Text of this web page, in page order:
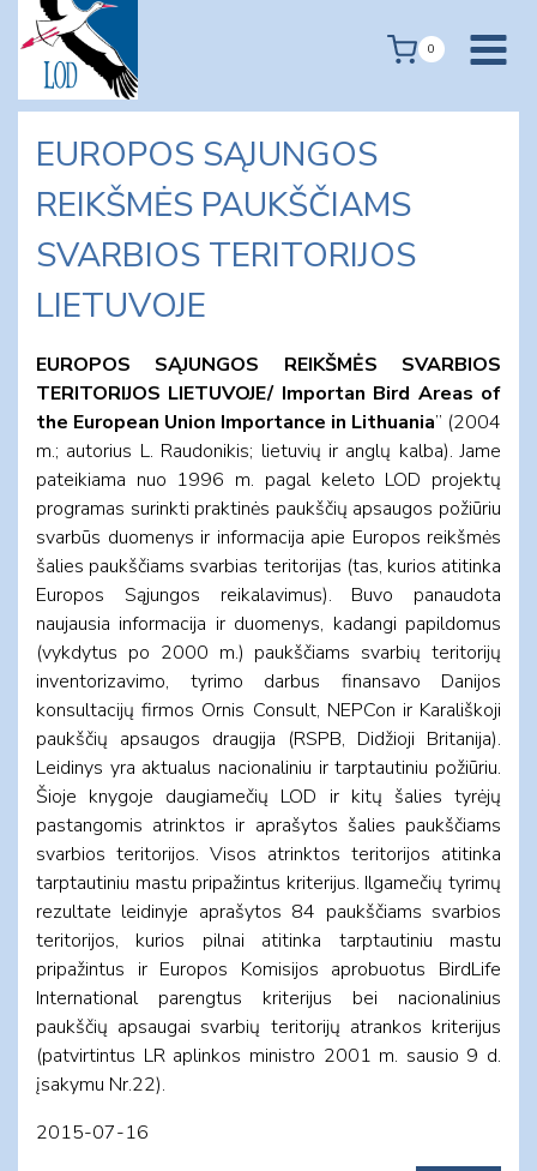
content
0
EUROPOS SĄJUNGOS
REIKŠMĖS PAUKŠČIAMS
SVARBIOS TERITORIJOS
LIETUVOJE
EUROPOS SĄJUNGOS REIKŠMĖS SVARBIOS
TERITORIJOS LIETUVOJE/ Importan Bird Areas of
the European Union Importance in Lithuania” (2004
m.; autorius L. Raudonikis; lietuvių ir anglų kalba). Jame
pateikiama nuo 1996 m. pagal keleto LOD projektų
programas surinkti praktinės paukščių apsaugos požiūriu
svarbūs duomenys ir informacija apie Europos reikšmės
šalies paukščiams svarbias teritorijas (tas, kurios atitinka
Europos Sąjungos reikalavimus). Buvo panaudota
naujausia informacija ir duomenys, kadangi papildomus
(vykdytus po 2000 m.) paukščiams svarbių teritorijų
inventorizavimo, tyrimo darbus finansavo Danijos
konsultacijų firmos Ornis Consult, NEPCon ir Karališkoji
paukščių apsaugos draugija (RSPB, Didžioji Britanija).
Leidinys yra aktualus nacionaliniu ir tarptautiniu požiūriu.
Šioje knygoje daugiamečių LOD ir kitų šalies tyrėjų
pastangomis atrinktos ir aprašytos šalies paukščiams
svarbios teritorijos. Visos atrinktos teritorijos atitinka
tarptautiniu mastu pripažintus kriterijus. Ilgamečių tyrimų
rezultate leidinyje aprašytos 84 paukščiams svarbios
teritorijos, kurios pilnai atitinka tarptautiniu mastu
pripažintus ir Europos Komisijos aprobuotus BirdLife
International parengtus kriterijus bei nacionalinius
paukščių apsaugai svarbių teritorijų atrankos kriterijus
(patvirtintus LR aplinkos ministro 2001 m. sausio 9 d.
įsakymu Nr.22).
2015-07-16